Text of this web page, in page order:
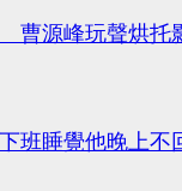
曹源峰玩聲烘托
班睡覺他晚上不